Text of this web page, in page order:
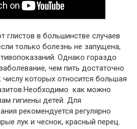
глистов в большинстве случаев
только болезнь не запущена,
Однако гораздо
чем пить достаточно
которых относится большая
как можно
гигиены детей. Для
рекомендуется регулярно
лук и чеснок, красный перец.